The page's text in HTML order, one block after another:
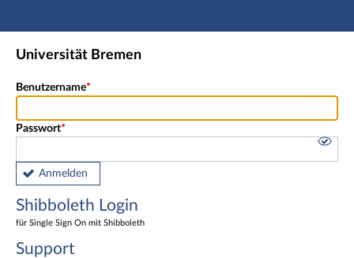
Hauptnavigation
Shibboleth Login
Universität Bremen
Benutzername
Passwort
Anmelden
Shibboleth Login
für Single Sign On mit Shibboleth
Support